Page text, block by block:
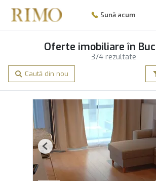
Sună acum
374 rezultate
Oferte imobiliare în
Caută din nou
Previous